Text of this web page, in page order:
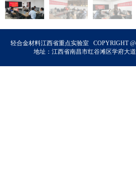
轻合金材料江西省重点实验室 COPYRIGHT
地址：江西省南昌市红谷滩区学府大